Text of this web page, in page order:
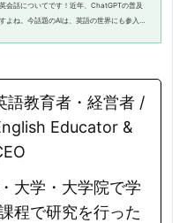
会話についてです！近年、ChatGPTの普及
よね。今話題のAIは、英語の世界にも参入
語教育者・経営者 /
Educator &
大学・大学院で学
程で研究を行った